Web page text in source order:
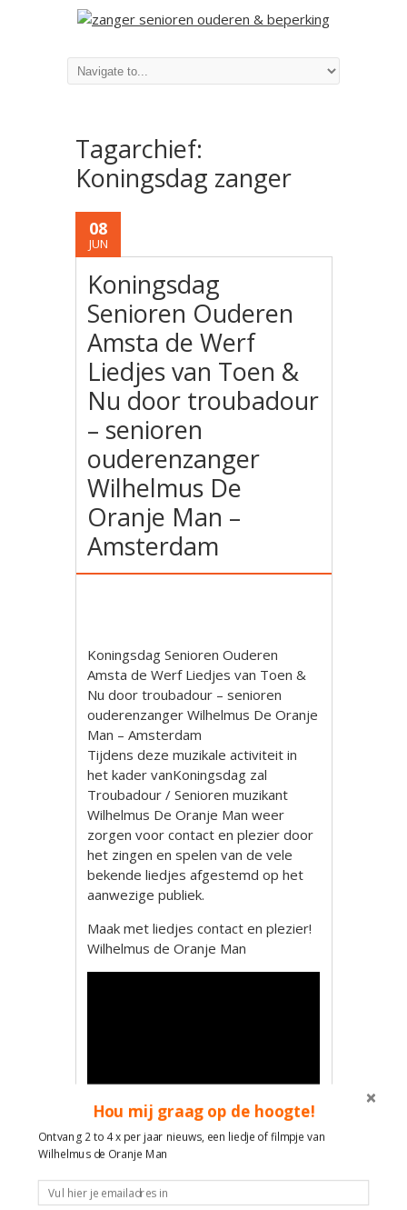
Tagarchief:
Koningsdag zanger
08
JUN
Koningsdag
Senioren Ouderen
Amsta de Werf
Liedjes van Toen &
Nu door troubadour
– senioren
ouderenzanger
Wilhelmus De
Oranje Man –
Amsterdam
Koningsdag Senioren Ouderen
Amsta de Werf Liedjes van Toen &
Nu door troubadour – senioren
ouderenzanger Wilhelmus De Oranje
Man – Amsterdam
Tijdens deze muzikale activiteit in
het kader vanKoningsdag zal
Troubadour / Senioren muzikant
Wilhelmus De Oranje Man weer
zorgen voor contact en plezier door
het zingen en spelen van de vele
bekende liedjes afgestemd op het
aanwezige publiek.
Maak met liedjes contact en plezier!
Wilhelmus de Oranje Man
Hou mij graag op de hoogte!
Ontvang 2 to 4 x per jaar nieuws, een liedje of filmpje van
Wilhelmus de Oranje Man